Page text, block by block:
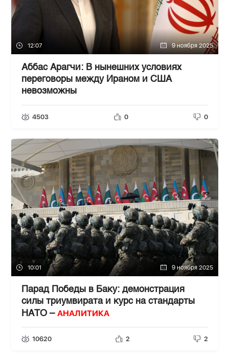
12:07 9 ноября 2025
Аббас Арагчи: В нынешних условиях
переговоры между Ираном и США
невозможны
4503 0 0
10:01 9 ноября 2025
Парад Победы в Баку: демонстрация
силы триумвирата и курс на стандарты
НАТО – АНАЛИТИКА
10620 2 2